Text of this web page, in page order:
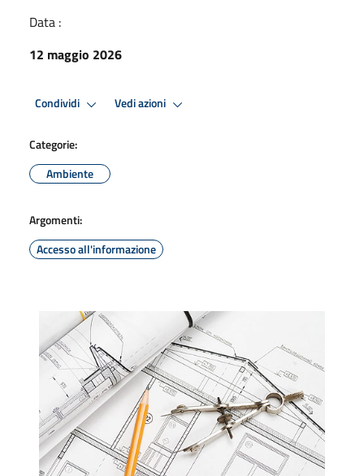
Data :
12 maggio 2026
Condividi Vedi azioni
Categorie:
Ambiente
Argomenti:
Accesso all'informazione